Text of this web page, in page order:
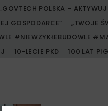
„GOVTECH POLSKA – AKTYWUJ
GOSPODARCE”
„TWOJE
#NIEWZYKŁEBUDOWLE
10-LECIE PKD 100 LAT PIG